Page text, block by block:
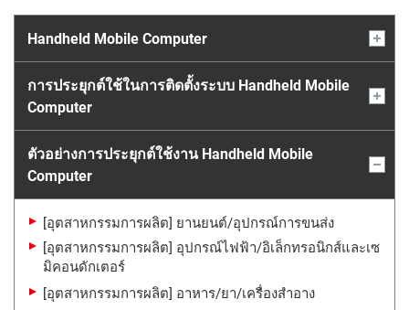
Handheld Mobile Computer
การประยุกต์ใช้ในการติดตั้งระบบ Handheld Mobile
Computer
ตัวอย่างการประยุกต์ใช้งาน Handheld Mobile
Computer
[อุตสาหกรรมการผลิต] ยานยนต์/อุปกรณ์การขนส่ง
[อุตสาหกรรมการผลิต] อุปกรณ์ไฟฟ้า/อิเล็กทรอนิกส์และเซ
มิคอนดักเตอร์
[อุตสาหกรรมการผลิต] อาหาร/ยา/เครื่องสำอาง